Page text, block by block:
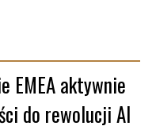
EMEA aktywnie
do rewolucji AI